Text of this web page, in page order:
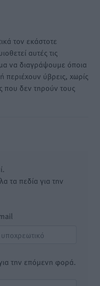
τον εκάστοτε
αυτές τις
να διαγράψουμε όποια
ύβρεις, χωρίς
που δεν τηρούν τους
τα πεδία για την
την επόμενη φορά.